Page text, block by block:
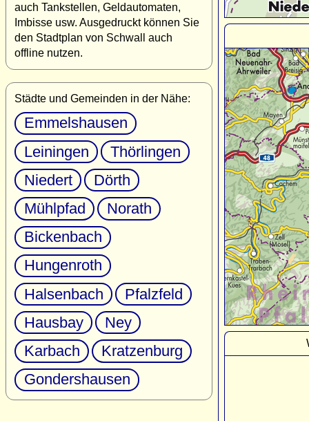
auch Tankstellen, Geldautomaten,
Imbisse usw. Ausgedruckt können Sie
den Stadtplan von Schwall auch
offline nutzen.
Städte und Gemeinden in der Nähe:
Emmelshausen
Leiningen
Thörlingen
Niedert
Dörth
Mühlpfad
Norath
Bickenbach
Hungenroth
Halsenbach
Pfalzfeld
Hausbay
Ney
Karbach
Kratzenburg
Gondershausen